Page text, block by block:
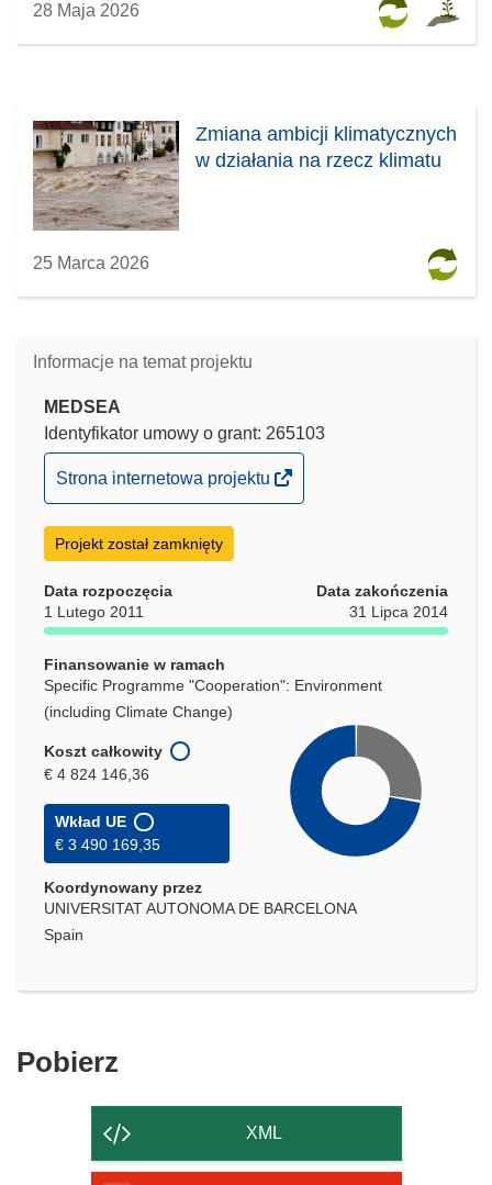
28 Maja 2026
Zmiana ambicji klimatycznych
w działania na rzecz klimatu
25 Marca 2026
Informacje na temat projektu
MEDSEA
Identyfikator umowy o grant: 265103
(odnośnik
otworzy
się
w
oknie)
Strona internetowa projektu
Projekt został zamknięty
Data rozpoczęcia
1 Lutego 2011
Data zakończenia
31 Lipca 2014
Finansowanie w ramach
Specific Programme "Cooperation": Environment
(including Climate Change)
Koszt całkowity
€ 4 824 146,36
Wkład UE
€ 3 490 169,35
Koordynowany przez
UNIVERSITAT AUTONOMA DE BARCELONA
Spain
Pobierz
strony
XML